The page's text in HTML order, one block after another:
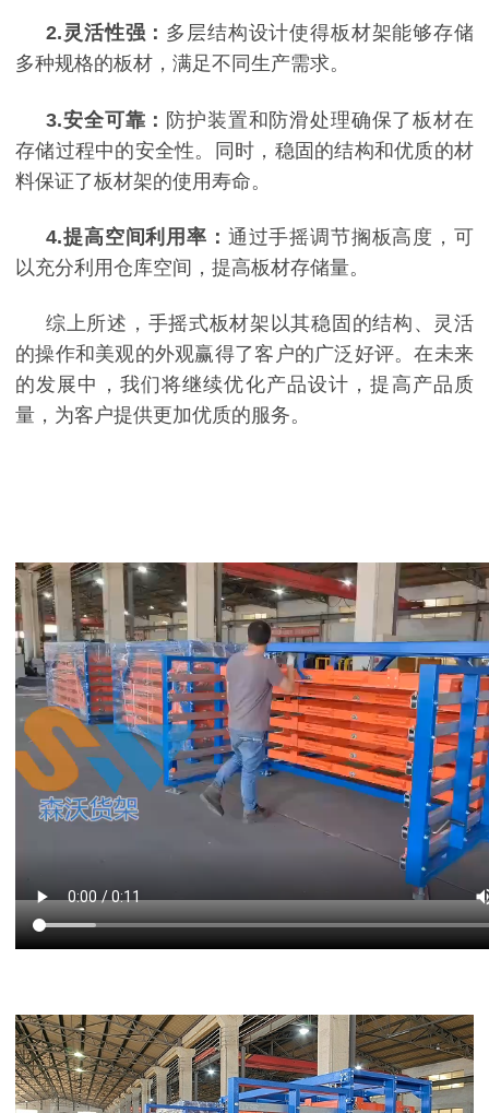
2. 灵活性强： 多层结构设计使得板材架能够存储
多种规格的板材，满足不同生产需求。
3.安全可靠： 防护装置和防滑处理确保了板材在
存储过程中的安全性。同时，稳固的结构和优质的材
料保证了板材架的使用寿命。
4.提高空间利用率： 通过手摇调节搁板高度，可
以充分利用仓库空间，提高板材存储量。
综上所述，手摇式板材架以其稳固的结构、灵活
的操作和美观的外观赢得了客户的广泛好评。在未来
的发展中，我们将继续优化产品设计，提高产品质
量，为客户提供更加优质的服务。